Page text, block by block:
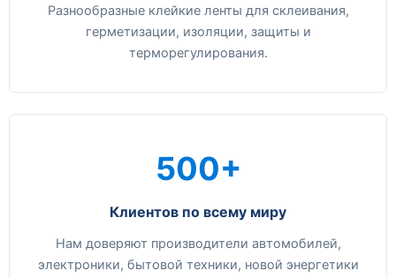
Разнообразные клейкие ленты для склеивания,
герметизации, изоляции, защиты и
терморегулирования.
500+
Клиентов по всему миру
Нам доверяют производители автомобилей,
электроники, бытовой техники, новой энергетики